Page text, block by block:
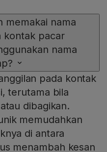
memakai nama
kontak pacar
nama
pada kontak
terutama bila
dibagikan.
memudahkan
di antara
menambah kesan